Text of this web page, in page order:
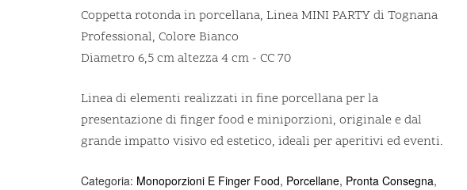
Coppetta rotonda in porcellana, Linea MINI PARTY di Tognana
Professional, Colore Bianco
Diametro 6,5 cm altezza 4 cm - CC 70
Linea di elementi realizzati in fine porcellana per la
presentazione di finger food e miniporzioni, originale e dal
grande impatto visivo ed estetico, ideali per aperitivi ed eventi.
Categoria: Monoporzioni E Finger Food, Porcellane, Pronta Consegna,